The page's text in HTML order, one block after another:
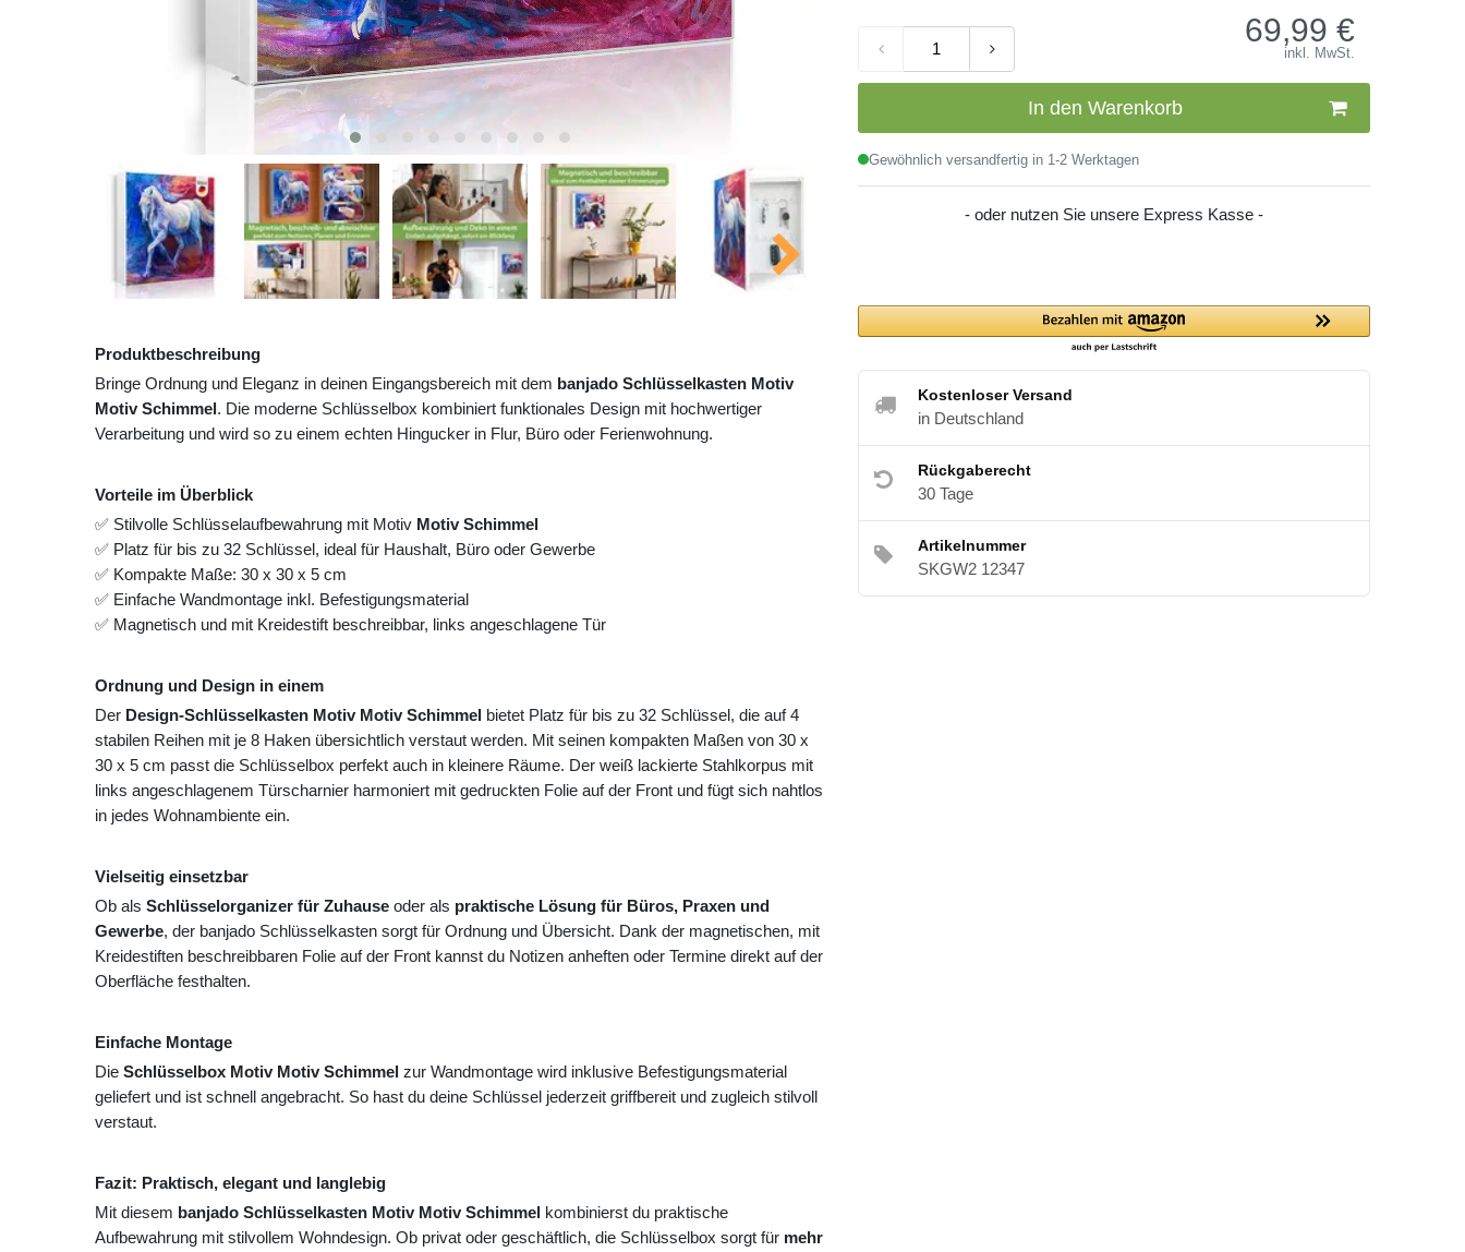
Produktbeschreibung
Bringe Ordnung und Eleganz in deinen Eingangsbereich mit dem banjado Schlüsselkasten Motiv
Motiv Schimmel. Die moderne Schlüsselbox kombiniert funktionales Design mit hochwertiger
Verarbeitung und wird so zu einem echten Hingucker in Flur, Büro oder Ferienwohnung.
Vorteile im Überblick
✅ Stilvolle Schlüsselaufbewahrung mit Motiv Motiv Schimmel
✅ Platz für bis zu 32 Schlüssel, ideal für Haushalt, Büro oder Gewerbe
✅ Kompakte Maße: 30 x 30 x 5 cm
✅ Einfache Wandmontage inkl. Befestigungsmaterial
✅ Magnetisch und mit Kreidestift beschreibbar, links angeschlagene Tür
Ordnung und Design in einem
Der Design-Schlüsselkasten Motiv Motiv Schimmel bietet Platz für bis zu 32 Schlüssel, die auf 4
stabilen Reihen mit je 8 Haken übersichtlich verstaut werden. Mit seinen kompakten Maßen von 30 x
30 x 5 cm passt die Schlüsselbox perfekt auch in kleinere Räume. Der weiß lackierte Stahlkorpus mit
links angeschlagenem Türscharnier harmoniert mit gedruckten Folie auf der Front und fügt sich nahtlos
in jedes Wohnambiente ein.
Vielseitig einsetzbar
Ob als Schlüsselorganizer für Zuhause oder als praktische Lösung für Büros, Praxen und
Gewerbe, der banjado Schlüsselkasten sorgt für Ordnung und Übersicht. Dank der magnetischen, mit
Kreidestiften beschreibbaren Folie auf der Front kannst du Notizen anheften oder Termine direkt auf der
Oberfläche festhalten.
Einfache Montage
Die Schlüsselbox Motiv Motiv Schimmel zur Wandmontage wird inklusive Befestigungsmaterial
geliefert und ist schnell angebracht. So hast du deine Schlüssel jederzeit griffbereit und zugleich stilvoll
verstaut.
Fazit: Praktisch, elegant und langlebig
Mit diesem banjado Schlüsselkasten Motiv Motiv Schimmel kombinierst du praktische
Aufbewahrung mit stilvollem Wohndesign. Ob privat oder geschäftlich, die Schlüsselbox sorgt für mehr
69,99 €
inkl. MwSt.
In den Warenkorb
Gewöhnlich versandfertig in 1-2 Werktagen
- oder nutzen Sie unsere Express Kasse -
Kostenloser Versand
in Deutschland
Rückgaberecht
30 Tage
Artikelnummer
SKGW2 12347